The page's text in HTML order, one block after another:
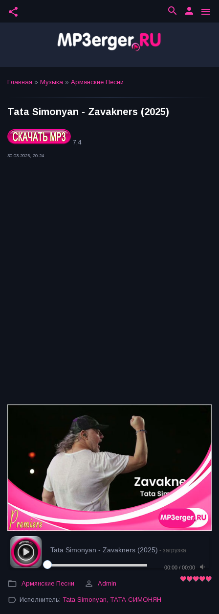
share menu
person
search
Главная » Музыка » Армянские Песни
Tata Simonyan - Zavakners (2025)
7,4
30.03.2025, 20:24
Tata Simonyan - Zavakners (2025) - загрузка
00:00 / 00:00
Армянские Песни Admin
Исполнитель: Tata Simonyan ТАТА СИМОНЯН